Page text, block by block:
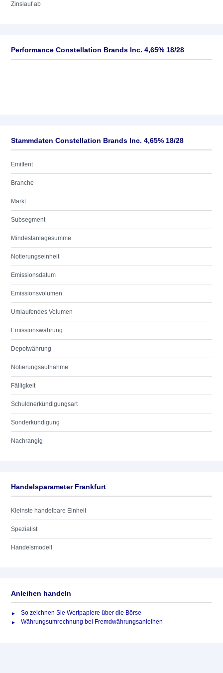
Zinslauf ab
Performance Constellation Brands Inc. 4,65% 18/28
Stammdaten Constellation Brands Inc. 4,65% 18/28
Emittent
Branche
Markt
Subsegment
Mindestanlagesumme
Notierungseinheit
Emissionsdatum
Emissionsvolumen
Umlaufendes Volumen
Emissionswährung
Depotwährung
Notierungsaufnahme
Fälligkeit
Schuldnerkündigungsart
Sonderkündigung
Nachrangig
Handelsparameter Frankfurt
Kleinste handelbare Einheit
Spezialist
Handelsmodell
Anleihen handeln
So zeichnen Sie Wertpapiere über die Börse
Währungsumrechnung bei Fremdwährungsanleihen